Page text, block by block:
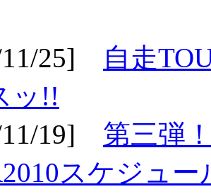
11/25]
自走
ッ!!
11/19] 第三弾
スケジュー